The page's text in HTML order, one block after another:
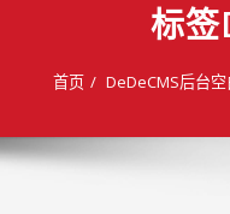
标
首页 DeDeCMS后台